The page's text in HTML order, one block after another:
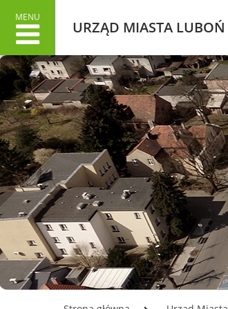
MENU
URZĄD MIASTA
Dane adresowe
Załatwianie spraw w Urzędzie
Informacje o Urzędzie Miasta
w języku łatwym do czytania
ETR
Dokumenty stategiczne
Inwestycje
Oświata
Odpady
Podatki
URZĄD MIASTA LUBOŃ